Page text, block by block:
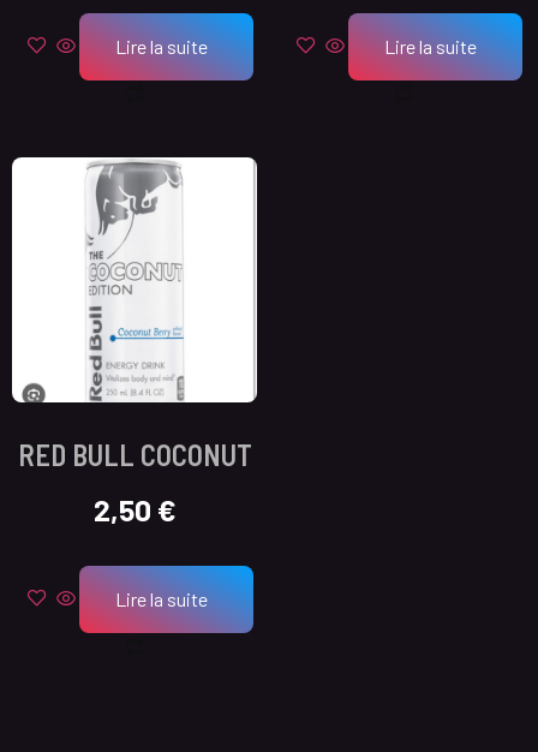
Lire la suite Lire la suite
RED BULL COCONUT
2,50 €
Lire la suite